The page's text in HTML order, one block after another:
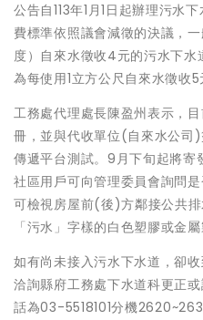
公告自113年1月1日起辦理污水
費標準依照議會減徵的決議，
度）自來水徵收4元的污水下
為每使用1立方公尺自來水徵收5
工務處代理處長陳盈州表示，
冊，並與代收單位(自來水公司
傳遞平台測試。9月下旬起將寄
社區用戶可向管理委員會詢問
可檢視房屋前(後)方鄰接公共
「污水」字樣的白色塑膠或金屬
如有尚未接入污水下水道，卻
洽詢縣府工務處下水道科更正
話為03-5518101分機